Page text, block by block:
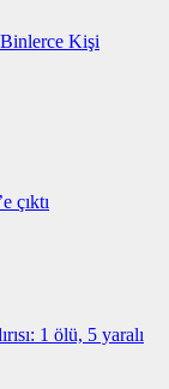
Kişi
çıktı
1 ölü, 5 yaralı